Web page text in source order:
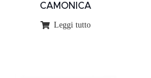
CAMONICA
Leggi tutto